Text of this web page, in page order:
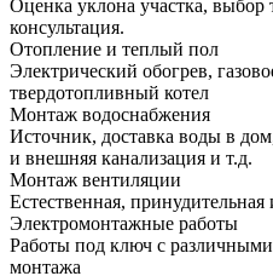
Оценка уклона участка, выбор
консультация.
Отопление и теплый пол
Электрический обогрев,
твердотопливный котел
Монтаж водоснабжения
Источник, доставка воды в
и внешняя канализация и т.д.
Монтаж вентиляции
Естественная,
Электромонтажные работы
Работы под ключ с
монтажа